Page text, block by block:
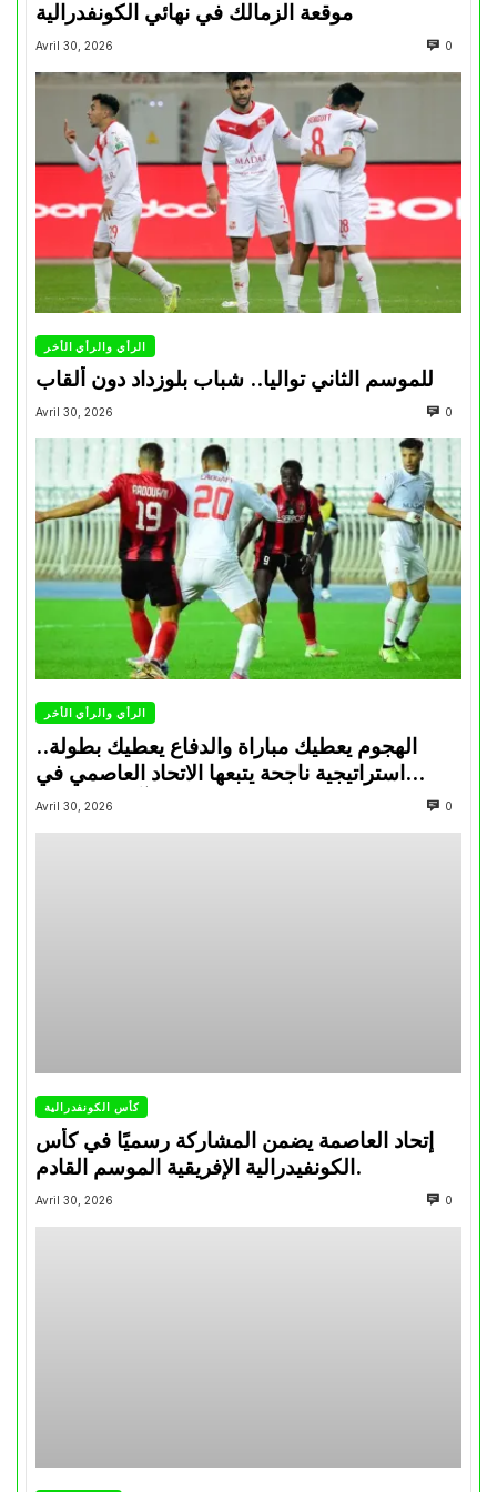
موقعة الزمالك في نهائي الكونفدرالية
Avril 30, 2026 0
الرأي والرأي الأخر
للموسم الثاني تواليا.. شباب بلوزداد دون ألقاب
Avril 30, 2026 0
الرأي والرأي الأخر
الهجوم يعطيك مباراة والدفاع يعطيك بطولة..
استراتيجية ناجحة يتبعها الاتحاد العاصمي في
تتويجاته آخر السنوات
Avril 30, 2026 0
كأس الكونفدرالية
إتحاد العاصمة يضمن المشاركة رسميًا في كأس
الكونفيدرالية الإفريقية الموسم القادم.
Avril 30, 2026 0